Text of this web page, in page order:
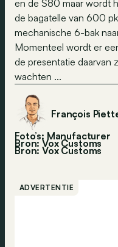
en de S80 maar wordt
de bagatelle van 600
mechanische 6-bak
Momenteel wordt er
de presentatie daarvan
wachten ...
François
Foto’s: Manufacturer
Bron: Vox Customs
Bron:Vox Customs
ADVERTENTIE